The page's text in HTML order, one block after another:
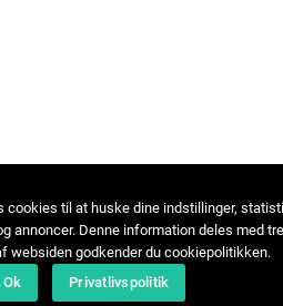
cookies til at huske dine indstillinger,
annoncer. Denne information deles med
websiden godkender du cookiepolitikken.
Ok
Privatlivspolitik